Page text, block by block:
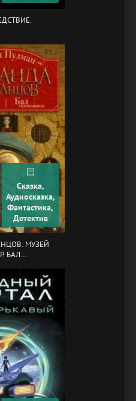
Сказка,
Аудиосказка,
Фантастика,
Детектив
МУЗЕЙ
БАЛ